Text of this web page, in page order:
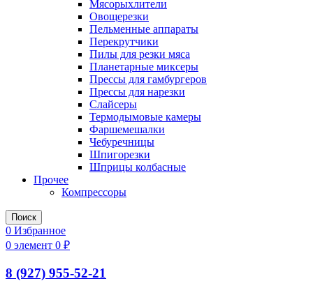
Мясорыхлители
Овощерезки
Пельменные аппараты
Перекрутчики
Пилы для резки мяса
Планетарные миксеры
Прессы для гамбургеров
Прессы для нарезки
Слайсеры
Термодымовые камеры
Фаршемешалки
Чебуречницы
Шпигорезки
Шприцы колбасные
Прочее
Компрессоры
Поиск
0 Избранное
0 элемент 0 ₽
8 (927) 955-52-21